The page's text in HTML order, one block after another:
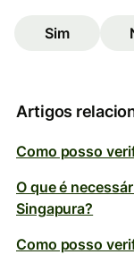
Sim
Artigos
Como posso
O que é
Singapura?
Como posso